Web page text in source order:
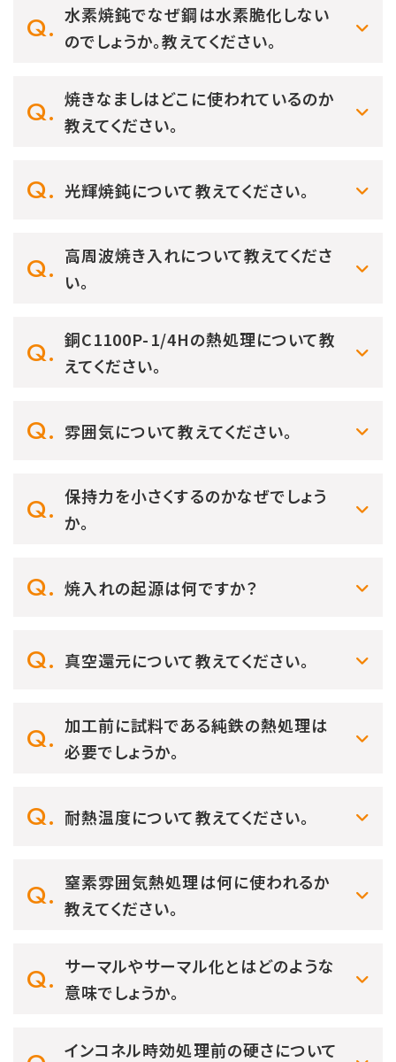
水素焼鈍でなぜ鋼は水素脆化しない
のでしょうか。教えてください。
焼きなましはどこに使われているのか
教えてください。
光輝焼鈍について教えてください。
高周波焼き入れについて教えてくださ
い。
銅C1100P-1/4Hの熱処理について教
えてください。
雰囲気について教えてください。
保持力を小さくするのかなぜでしょう
か。
焼入れの起源は何ですか？
真空還元について教えてください。
加工前に試料である純鉄の熱処理は
必要でしょうか。
耐熱温度について教えてください。
窒素雰囲気熱処理は何に使われるか
教えてください。
サーマルやサーマル化とはどのような
意味でしょうか。
インコネル時効処理前の硬さについて